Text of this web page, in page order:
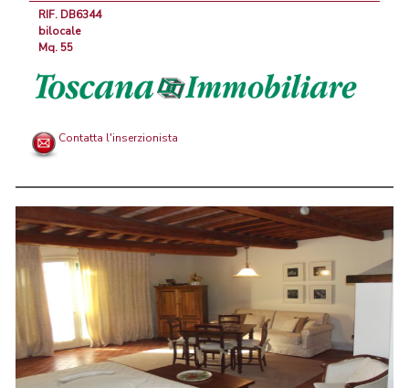
RIF. DB6344
bilocale
Mq. 55
Contatta l'inserzionista